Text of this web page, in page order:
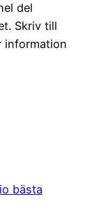
del
Skriv till
information
bästa